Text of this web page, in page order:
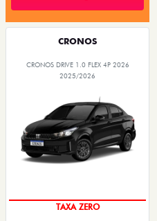
CRONOS
CRONOS DRIVE 1.0 FLEX 4P 2026
2025/2026
COM USADO NA TROCA